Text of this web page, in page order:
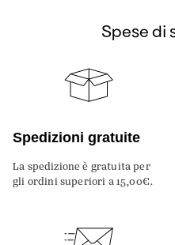
Spese di
Spedizioni gratuite
La spedizione è gratuita per
gli ordini superiori a 15,00€.